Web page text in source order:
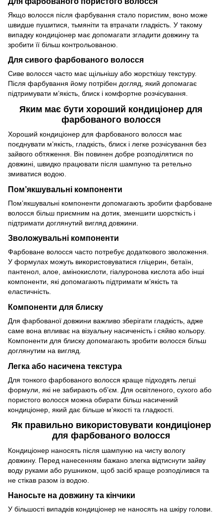
Якщо волосся після фарбування стало пористим, воно може
швидше пушитися, тьмяніти та втрачати гладкість. У такому
випадку кондиціонер має допомагати згладити довжину та
зробити її більш контрольованою.
Для сивого фарбованого волосся
Сиве волосся часто має щільнішу або жорсткішу текстуру.
Після фарбування йому потрібен догляд, який допомагає
підтримувати м’якість, блиск і комфортне розчісування.
Яким має бути хороший кондиціонер для
фарбованого волосся
Хороший кондиціонер для фарбованого волосся має
поєднувати м’якість, гладкість, блиск і легке розчісування без
зайвого обтяження. Він повинен добре розподілятися по
довжині, швидко працювати після шампуню та ретельно
змиватися водою.
Пом’якшувальні компоненти
Пом’якшувальні компоненти допомагають зробити фарбоване
волосся більш приємним на дотик, зменшити шорсткість і
підтримати доглянутий вигляд довжини.
Зволожувальні компоненти
Фарбоване волосся часто потребує додаткового зволоження.
У формулах можуть використовуватися гліцерин, бетаїн,
пантенол, алое, амінокислоти, гіалуронова кислота або інші
компоненти, які допомагають підтримати м’якість та
еластичність.
Компоненти для блиску
Для фарбованої довжини важливо зберігати гладкість, адже
саме вона впливає на візуальну насиченість і сяйво кольору.
Компоненти для блиску допомагають зробити волосся більш
доглянутим на вигляд.
Легка або насичена текстура
Для тонкого фарбованого волосся краще підходять легші
формули, які не забирають об’єм. Для освітленого, сухого або
пористого волосся можна обирати більш насичений
кондиціонер, який дає більше м’якості та гладкості.
Як правильно використовувати кондиціонер
для фарбованого волосся
Кондиціонер наносять після шампуню на чисту вологу
довжину. Перед нанесенням бажано злегка відтиснути зайву
воду руками або рушником, щоб засіб краще розподілився та
не стікав разом із водою.
Наносьте на довжину та кінчики
У більшості випадків кондиціонер не наносять на шкіру голови.